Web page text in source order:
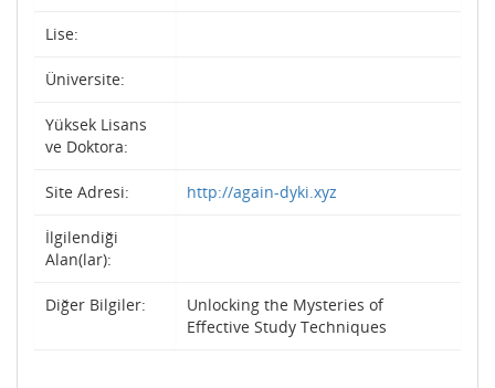
Lise:
Üniversite:
Yüksek Lisans
ve Doktora:
Site Adresi: http://again-dyki.xyz
İlgilendiği
Alan(lar):
Diğer Bilgiler:
Unlocking the Mysteries of
Effective Study Techniques